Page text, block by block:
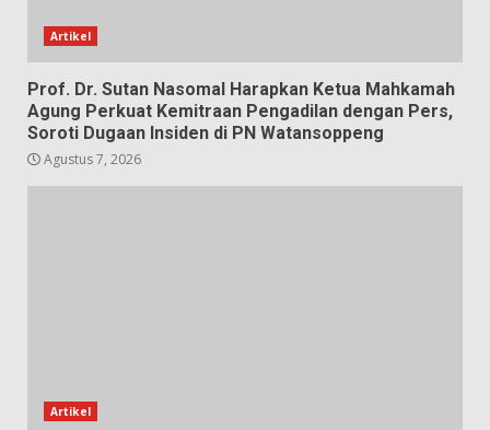
Artikel
Prof. Dr. Sutan Nasomal Harapkan Ketua Mahkamah
Agung Perkuat Kemitraan Pengadilan dengan Pers,
Soroti Dugaan Insiden di PN Watansoppeng
Agustus 7, 2026
Artikel